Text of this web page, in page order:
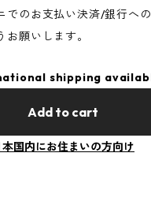
でのお支払い決済/銀行へ
願いします。
shipping
Add to cart
本国内にお住まいの方向け